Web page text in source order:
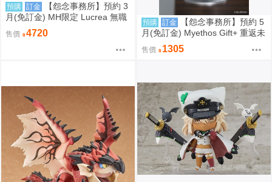
預購 訂金
【怨念事務所】預約 3
月(免訂金) MH限定 Lucrea 無職
轉生 艾莉絲 全高約27公分 0816
售價 4720
預購 訂金
【怨念事務所】預約 5
月(免訂金) Myethos Gift+ 重返未
來 1999 兔毛手袋 1/8 1011
售價 1305